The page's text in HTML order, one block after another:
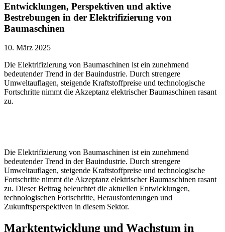
Entwicklungen, Perspektiven und aktive
Bestrebungen in der Elektrifizierung von
Baumaschinen
10. März 2025
Die Elektrifizierung von Baumaschinen ist ein zunehmend
bedeutender Trend in der Bauindustrie. Durch strengere
Umweltauflagen, steigende Kraftstoffpreise und technologische
Fortschritte nimmt die Akzeptanz elektrischer Baumaschinen rasant
zu.
Die Elektrifizierung von Baumaschinen ist ein zunehmend
bedeutender Trend in der Bauindustrie. Durch strengere
Umweltauflagen, steigende Kraftstoffpreise und technologische
Fortschritte nimmt die Akzeptanz elektrischer Baumaschinen rasant
zu. Dieser Beitrag beleuchtet die aktuellen Entwicklungen,
technologischen Fortschritte, Herausforderungen und
Zukunftsperspektiven in diesem Sektor.
Marktentwicklung und Wachstum in